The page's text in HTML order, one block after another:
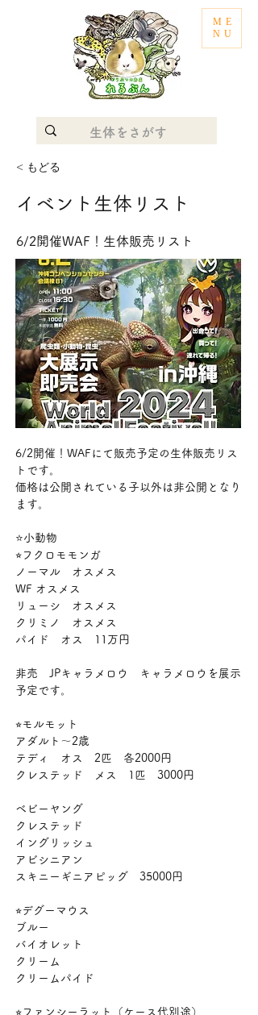
ME
NU
< もどる
イベント生体リスト
6/2開催WAF！生体販売リスト
6/2開催！WAFにて販売予定の生体販売リス
トです。
価格は公開されている子以外は非公開となり
ます。
⭐️小動物
⭐︎フクロモモンガ
ノーマル　オスメス
WF オスメス
リューシ　オスメス
クリミノ　オスメス
パイド　オス　11万円
非売　JPキャラメロウ　キャラメロウを展示
予定です。
⭐︎モルモット
アダルト〜2歳
テディ　オス　2匹　各2000円
クレステッド　メス　1匹　3000円
ベビーヤング
クレステッド
イングリッシュ
アビシニアン
スキニーギニアピッグ　35000円
⭐︎デグーマウス
ブルー
バイオレット
クリーム
クリームパイド
⭐︎ファンシーラット（ケース代別途）